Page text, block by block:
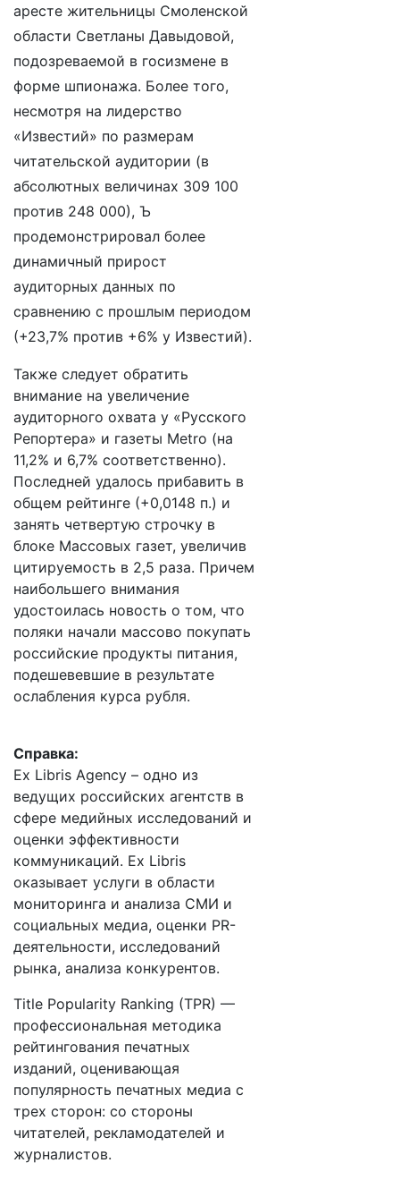
аресте жительницы Смоленской
области Светланы Давыдовой,
подозреваемой в госизмене в
форме шпионажа. Более того,
несмотря на лидерство
«Известий» по размерам
читательской аудитории (в
абсолютных величинах 309 100
против 248 000), Ъ
продемонстрировал более
динамичный прирост
аудиторных данных по
сравнению с прошлым периодом
(+23,7% против +6% у Известий).
Также следует обратить
внимание на увеличение
аудиторного охвата у «Русского
Репортера» и газеты Metro (на
11,2% и 6,7% соответственно).
Последней удалось прибавить в
общем рейтинге (+0,0148 п.) и
занять четвертую строчку в
блоке Массовых газет, увеличив
цитируемость в 2,5 раза. Причем
наибольшего внимания
удостоилась новость о том, что
поляки начали массово покупать
российские продукты питания,
подешевевшие в результате
ослабления курса рубля.
Справка:
Ex Libris Agency – одно из
ведущих российских агентств в
сфере медийных исследований и
оценки эффективности
коммуникаций. Ex Libris
оказывает услуги в области
мониторинга и анализа СМИ и
социальных медиа, оценки PR-
деятельности, исследований
рынка, анализа конкурентов.
Title Popularity Ranking (TPR) —
профессиональная методика
рейтингования печатных
изданий, оценивающая
популярность печатных медиа с
трех сторон: со стороны
читателей, рекламодателей и
журналистов.